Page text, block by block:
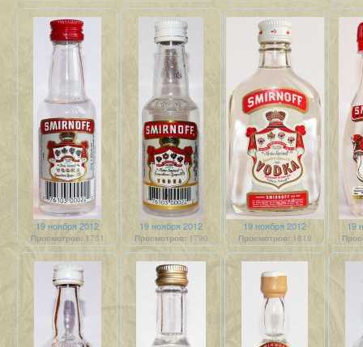
19 ноября 2012
Просмотров: 1751
19 ноября 2012
Просмотров: 1790
19 ноября 2012
Просмотров: 1818
19